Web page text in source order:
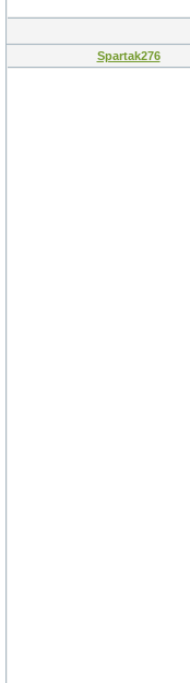
Spartak276